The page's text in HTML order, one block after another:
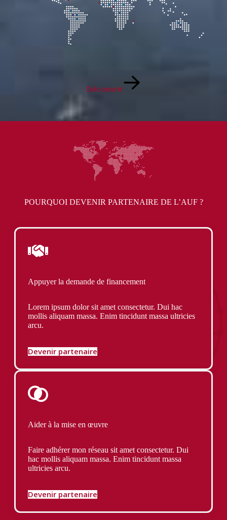
Découvrir
POURQUOI DEVENIR PARTENAIRE DE L’AUF ?
Appuyer la demande de financement
Lorem ipsum dolor sit amet consectetur. Dui hac
mollis aliquam massa. Enim tincidunt massa ultricies
arcu.
Devenir partenaire
Aider à la mise en œuvre
Faire adhérer mon réseau sit amet consectetur. Dui
hac mollis aliquam massa. Enim tincidunt massa
ultricies arcu.
Devenir partenaire